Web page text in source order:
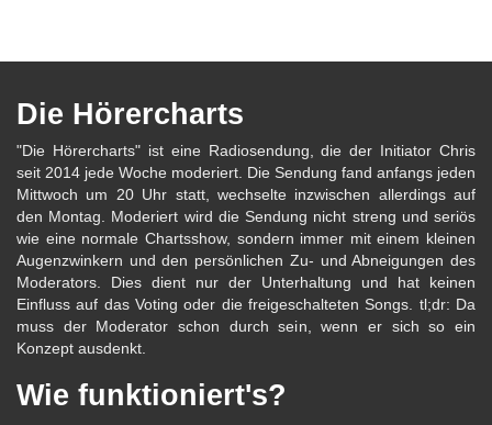
Die Hörercharts
"Die Hörercharts" ist eine Radiosendung, die der Initiator Chris
seit 2014 jede Woche moderiert. Die Sendung fand anfangs jeden
Mittwoch um 20 Uhr statt, wechselte inzwischen allerdings auf
den Montag. Moderiert wird die Sendung nicht streng und seriös
wie eine normale Chartsshow, sondern immer mit einem kleinen
Augenzwinkern und den persönlichen Zu- und Abneigungen des
Moderators. Dies dient nur der Unterhaltung und hat keinen
Einfluss auf das Voting oder die freigeschalteten Songs. tl;dr: Da
muss der Moderator schon durch sein, wenn er sich so ein
Konzept ausdenkt.
Wie funktioniert's?